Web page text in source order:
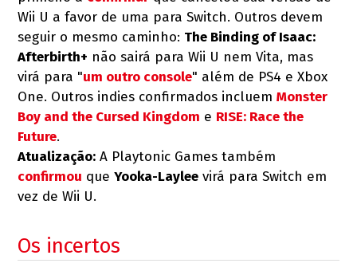
Wii U a favor de uma para Switch. Outros devem
seguir o mesmo caminho: The Binding of Isaac:
Afterbirth+ não sairá para Wii U nem Vita, mas
virá para "um outro console" além de PS4 e Xbox
One. Outros indies confirmados incluemMonster
Boy and the Cursed Kingdom e RISE: Race the
Future.
Atualização: A Playtonic Games também
confirmou queYooka-Laylee virá para Switch em
vez de Wii U.
Os incertos